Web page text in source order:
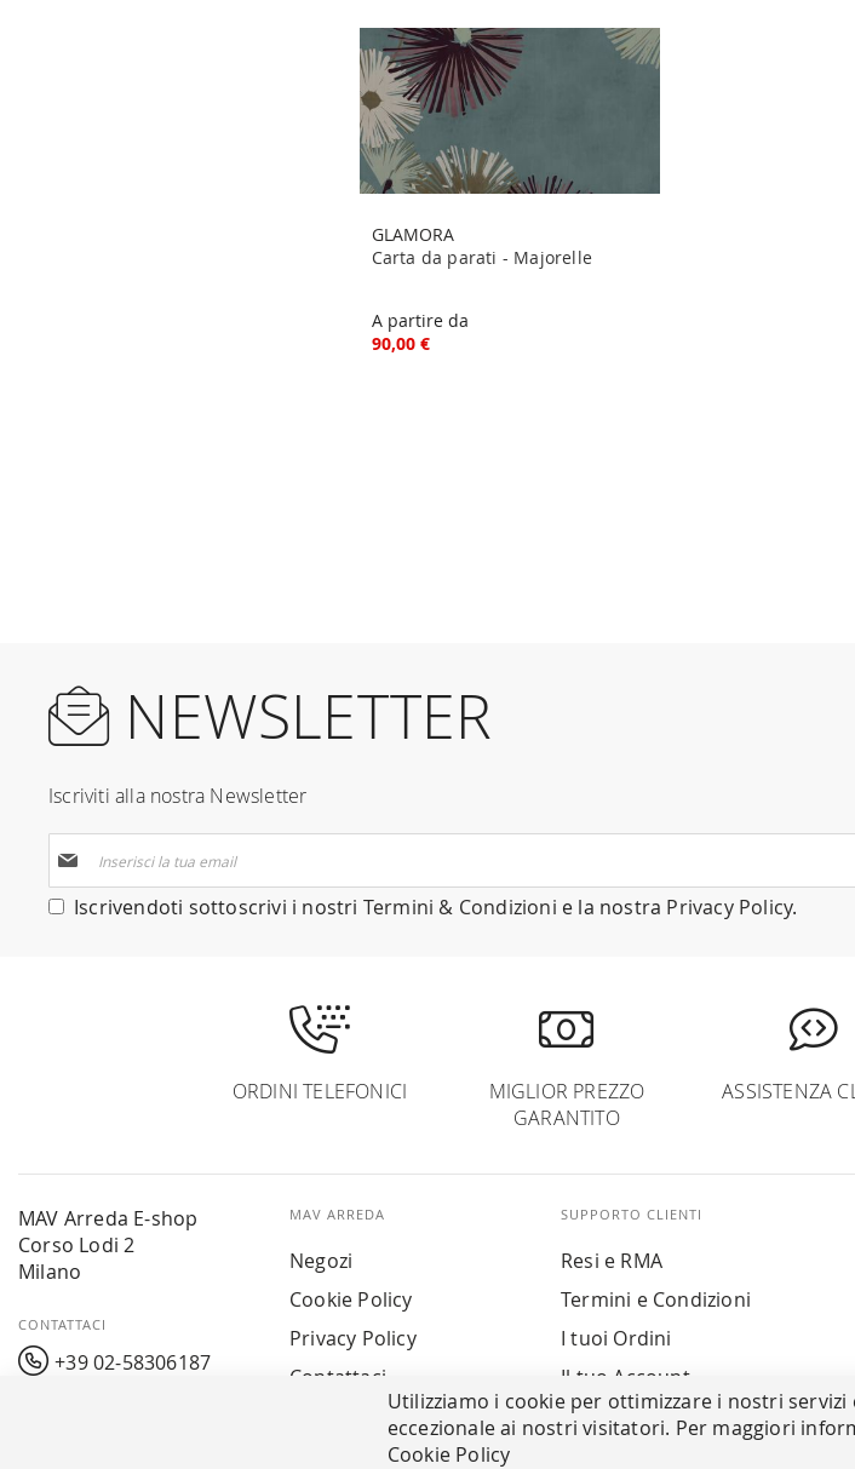
GLAMORA
Carta da parati - Majorelle
A partire da
90,00 €
NEWSLETTER
Iscriviti alla nostra Newsletter
alla
nostra
Iscrivendoti sottoscrivi i nostri Termini & Condizioni e la nostra Privacy Policy.
ORDINI TELEFONICI
MIGLIOR PREZZO
GARANTITO
ASSISTENZA
MAV Arreda E-shop
Corso Lodi 2
Milano
CONTATTACI
+39 02-58306187
MAV ARREDA
Negozi
Cookie Policy
Privacy Policy
Contattaci
SUPPORTO CLIENTI
Resi e RMA
Termini e Condizioni
I tuoi Ordini
Il tuo Account
Utilizziamo i cookie per ottimizzare i nostri
eccezionale ai nostri visitatori. Per maggiori
Cookie Policy